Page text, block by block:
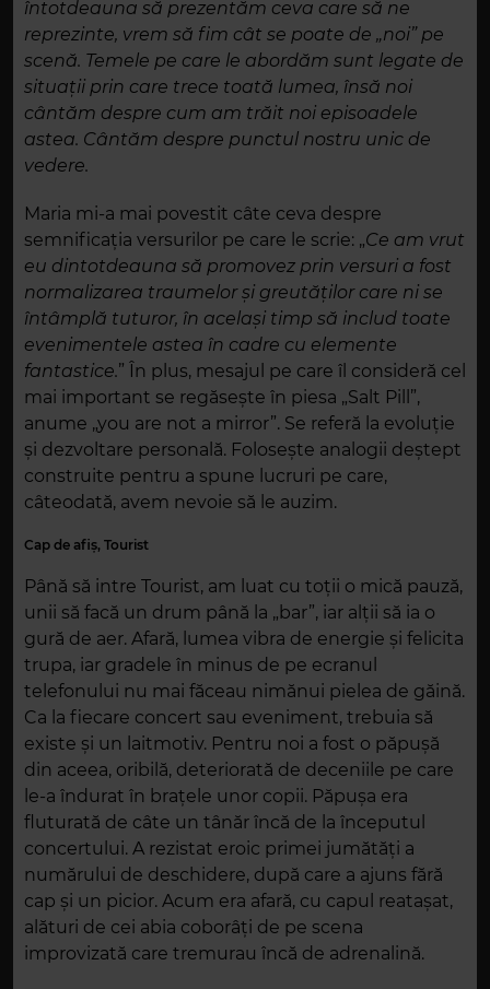
întotdeauna să prezentăm ceva care să ne
reprezinte, vrem să fim cât se poate de „noi” pe
scenă. Temele pe care le abordăm sunt legate de
situații prin care trece toată lumea, însă noi
cântăm despre cum am trăit noi episoadele
astea. Cântăm despre punctul nostru unic de
vedere.
Maria mi-a mai povestit câte ceva despre
semnificația versurilor pe care le scrie: „Ce am vrut
eu dintotdeauna să promovez prin versuri a fost
normalizarea traumelor și greutăților care ni se
întâmplă tuturor, în același timp să includ toate
evenimentele astea în cadre cu elemente
fantastice.” În plus, mesajul pe care îl consideră cel
mai important se regăsește în piesa „Salt Pill”,
anume „you are not a mirror”. Se referă la evoluție
și dezvoltare personală. Folosește analogii deștept
construite pentru a spune lucruri pe care,
câteodată, avem nevoie să le auzim.
Cap de afiș, Tourist
Până să intre Tourist, am luat cu toții o mică pauză,
unii să facă un drum până la „bar”, iar alții să ia o
gură de aer. Afară, lumea vibra de energie și felicita
trupa, iar gradele în minus de pe ecranul
telefonului nu mai făceau nimănui pielea de găină.
Ca la fiecare concert sau eveniment, trebuia să
existe și un laitmotiv. Pentru noi a fost o păpușă
din aceea, oribilă, deteriorată de deceniile pe care
le-a îndurat în brațele unor copii. Păpușa era
fluturată de câte un tânăr încă de la începutul
concertului. A rezistat eroic primei jumătăți a
numărului de deschidere, după care a ajuns fără
cap și un picior. Acum era afară, cu capul reatașat,
alături de cei abia coborâți de pe scena
improvizată care tremurau încă de adrenalină.